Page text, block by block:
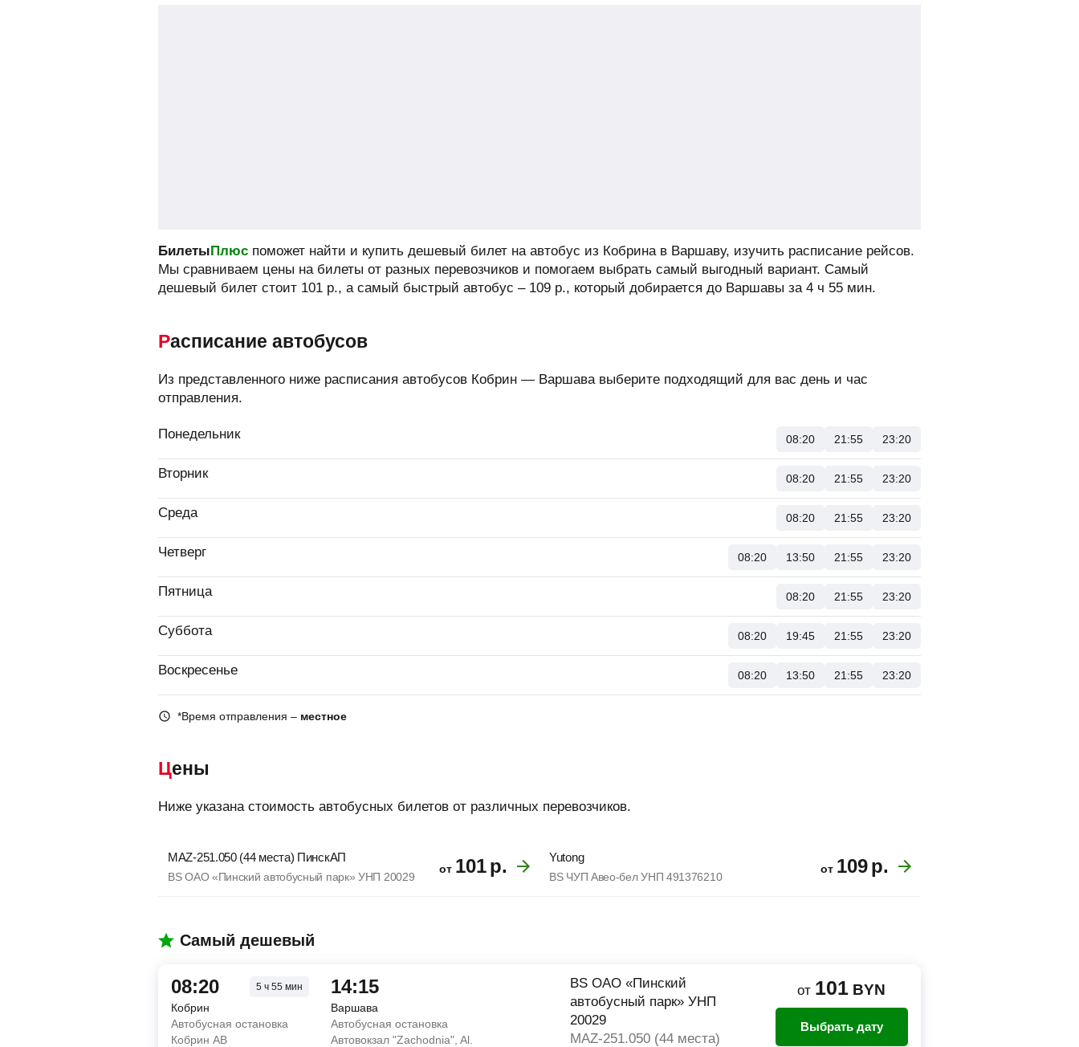
БилетыПлюс поможет найти и купить дешевый билет на автобус из Кобрина в Варшаву, изучить расписание рейсов.
Мы сравниваем цены на билеты от разных перевозчиков и помогаем выбрать самый выгодный вариант. Самый
дешевый билет стоит 101 р., а самый быстрый автобус – 109 р., который добирается до Варшавы за 4 ч 55 мин.
Расписание автобусов
Из представленного ниже расписания автобусов Кобрин — Варшава выберите подходящий для вас день и час
отправления.
Понедельник 08:20 21:55 23:20
Вторник 08:20 21:55 23:20
Среда 08:20 21:55 23:20
Четверг 08:20 13:50 21:55 23:20
Пятница 08:20 21:55 23:20
Суббота 08:20 19:45 21:55 23:20
Воскресенье 08:20 13:50 21:55 23:20
*Время отправления – местное
Цены
Ниже указана стоимость автобусных билетов от различных перевозчиков.
MAZ-251.050 (44 места) ПинскАП
BS ОАО «Пинский автобусный парк» УНП 20029
от 101р. Yutong
BS ЧУП Авео-бел УНП 491376210
от 109р.
Самый дешевый
08:20 5ч55мин
Кобрин
Автобусная остановка
Кобрин АВ
14:15
Варшава
Автобусная остановка
Автовокзал "Zachodnia", Al.
BS ОАО «Пинский
автобусный парк» УНП
20029
MAZ-251.050 (44 места)
от 101 BYN
Выбрать дату